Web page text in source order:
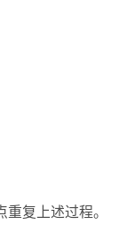
复上述过程。